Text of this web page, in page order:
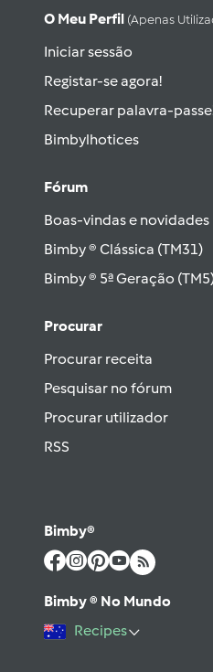
O Meu Perfil (apenas
Iniciar sessão
Registar-se agora!
Recuperar palavra-
Bimbylhotices
Fórum
Boas-vindas e novidades
Bimby ® Clássica (TM31)
Bimby ® 5ª Geração
Procurar
Procurar receita
Pesquisar no fórum
Procurar utilizador
RSS
Bimby®
Bimby ® No Mundo
Recipes